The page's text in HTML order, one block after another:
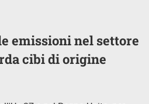
emissioni nel settore
cibi di origine